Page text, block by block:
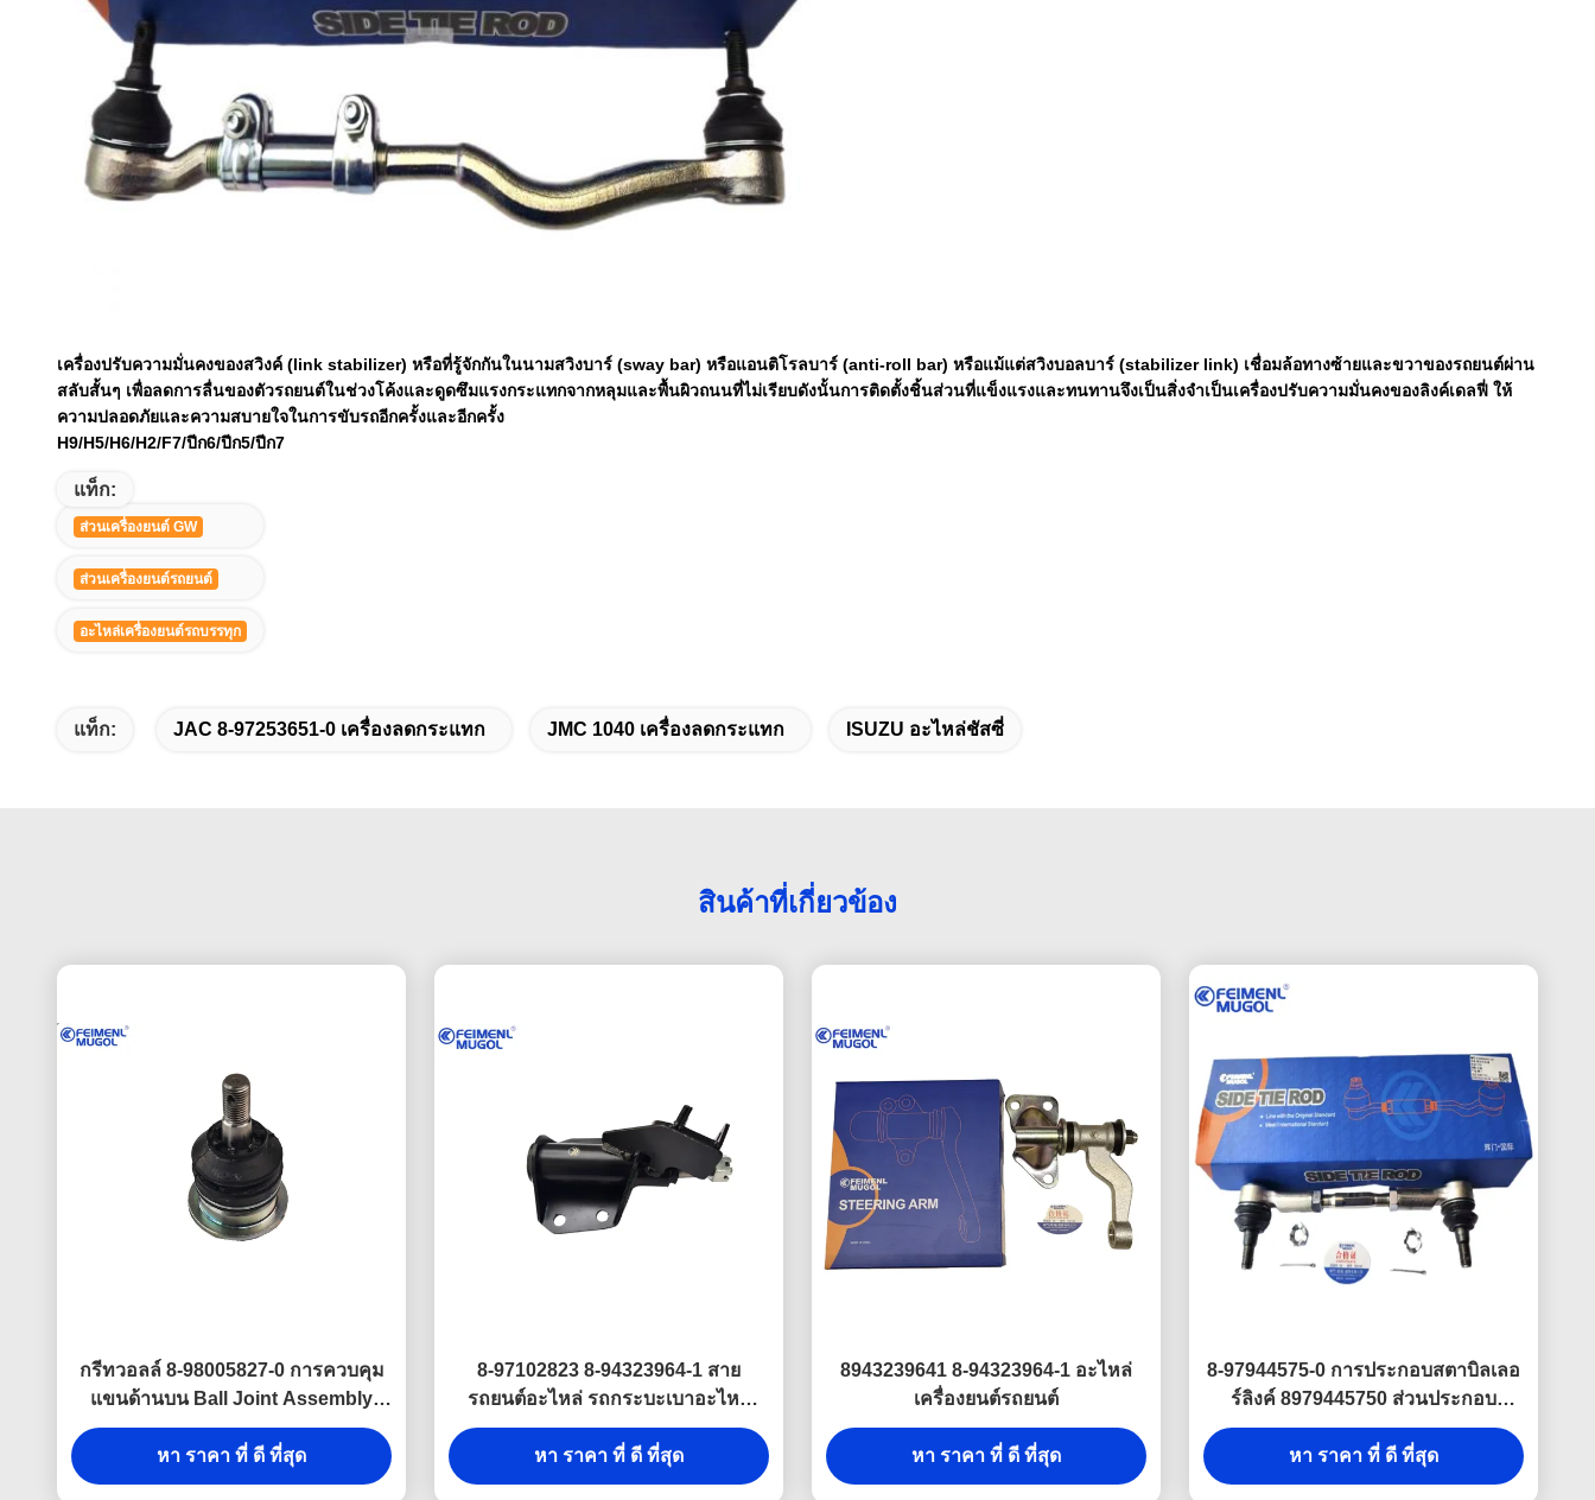
เครื่องปรับความมั่นคงของสวิงค์ (link stabilizer) หรือที่รู้จักกันในนามสวิงบาร์ (sway bar) หรือแอนติโรลบาร์ (anti-roll bar) หรือแม้แต่สวิงบอลบาร์ (stabilizer link) เชื่อมล้อทางซ้ายและขวาของรถยนต์ผ่าน
สลับสั้นๆ เพื่อลดการลื่นของตัวรถยนต์ในช่วงโค้งและดูดซึมแรงกระแทกจากหลุมและพื้นผิวถนนที่ไม่เรียบดังนั้นการติดตั้งชิ้นส่วนที่แข็งแรงและทนทานจึงเป็นสิ่งจําเป็นเครื่องปรับความมั่นคงของลิงค์เดลฟี่ ให้
ความปลอดภัยและความสบายใจในการขับรถอีกครั้งและอีกครั้ง
H9/H5/H6/H2/F7/ปีก6/ปีก5/ปีก7
แท็ก:
ส่วนเครื่องยนต์ GW
ส่วนเครื่องยนต์รถยนต์
อะไหล่เครื่องยนต์รถบรรทุก
แท็ก: JAC 8-97253651-0 เครื่องลดกระแทก JMC 1040 เครื่องลดกระแทก ISUZU อะไหล่ชัสซี่
สินค้าที่เกี่ยวข้อง
กรีทวอลล์ 8-98005827-0 การควบคุม
แขนด้านบน Ball Joint Assembly
8972357770
หา ราคา ที่ ดี ที่สุด
8-97102823 8-94323964-1 สาย
รถยนต์อะไหล่ รถกระบะเบาอะไหล่
หมุนแขน
หา ราคา ที่ ดี ที่สุด
8943239641 8-94323964-1 อะไหล่
เครื่องยนต์รถยนต์
หา ราคา ที่ ดี ที่สุด
8-97944575-0 การประกอบสตาบิลเลอ
ร์ลิงค์ 8979445750 ส่วนประกอบ
รถยนต์ ISUZU D-MAX 4X2
หา ราคา ที่ ดี ที่สุด